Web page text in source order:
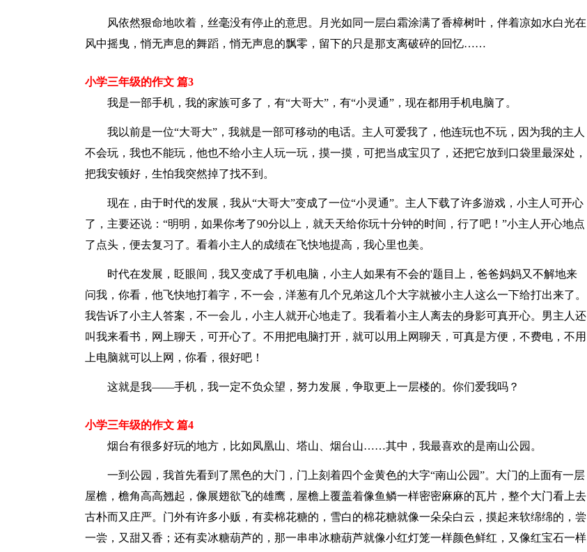
风依然狠命地吹着，丝毫没有停止的意思。月光如同一层白霜涂满了香樟树叶，伴着凉如水白光在
风中摇曳，悄无声息的舞蹈，悄无声息的飘零，留下的只是那支离破碎的回忆……
小学三年级的作文 篇3
我是一部手机，我的家族可多了，有“大哥大”，有“小灵通”，现在都用手机电脑了。
我以前是一位“大哥大”，我就是一部可移动的电话。主人可爱我了，他连玩也不玩，因为我的主人
不会玩，我也不能玩，他也不给小主人玩一玩，摸一摸，可把当成宝贝了，还把它放到口袋里最深处，
把我安顿好，生怕我突然掉了找不到。
现在，由于时代的发展，我从“大哥大”变成了一位“小灵通”。主人下载了许多游戏，小主人可开心
了，主要还说：“明明，如果你考了90分以上，就天天给你玩十分钟的时间，行了吧！”小主人开心地点
了点头，便去复习了。看着小主人的成绩在飞快地提高，我心里也美。
时代在发展，眨眼间，我又变成了手机电脑，小主人如果有不会的'题目上，爸爸妈妈又不解地来
问我，你看，他飞快地打着字，不一会，洋葱有几个兄弟这几个大字就被小主人这么一下给打出来了。
我告诉了小主人答案，不一会儿，小主人就开心地走了。我看着小主人离去的身影可真开心。男主人还
叫我来看书，网上聊天，可开心了。不用把电脑打开，就可以用上网聊天，可真是方便，不费电，不用
上电脑就可以上网，你看，很好吧！
这就是我——手机，我一定不负众望，努力发展，争取更上一层楼的。你们爱我吗？
小学三年级的作文 篇4
烟台有很多好玩的地方，比如凤凰山、塔山、烟台山……其中，我最喜欢的是南山公园。
一到公园，我首先看到了黑色的大门，门上刻着四个金黄色的大字“南山公园”。大门的上面有一层
屋檐，檐角高高翘起，像展翅欲飞的雄鹰，屋檐上覆盖着像鱼鳞一样密密麻麻的瓦片，整个大门看上去
古朴而又庄严。门外有许多小贩，有卖棉花糖的，雪白的棉花糖就像一朵朵白云，摸起来软绵绵的，尝
一尝，又甜又香；还有卖冰糖葫芦的，那一串串冰糖葫芦就像小红灯笼一样颜色鲜红，又像红宝石一样